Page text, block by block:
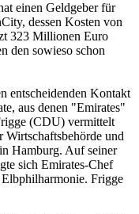
einen Geldgeber für
dessen Kosten von
323 Millionen Euro
den sowieso schon
entscheidenden Kontakt
aus denen "Emirates"
(CDU) vermittelt
Wirtschaftsbehörde und
Hamburg. Auf seiner
sich Emirates-Chef
Frigge